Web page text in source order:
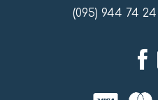
(095) 944 74